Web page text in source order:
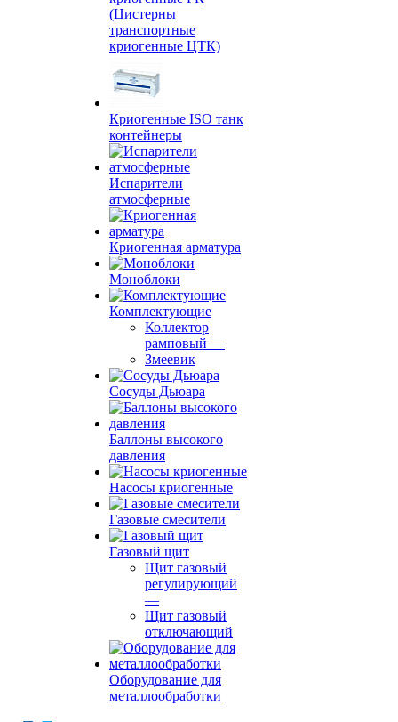
(Цистерны
транспортные
криогенные ЦТК)
Криогенные ISO танк
контейнеры
Испарители
атмосферные
Криогенная арматура
Моноблоки
Комплектующие
Коллектор
рамповый —
Змеевик
Сосуды Дьюара
Баллоны высокого
давления
Насосы криогенные
Газовые смесители
Газовый щит
Щит газовый
регулирующий
—
Щит газовый
отключающий
Оборудование для
металлообработки